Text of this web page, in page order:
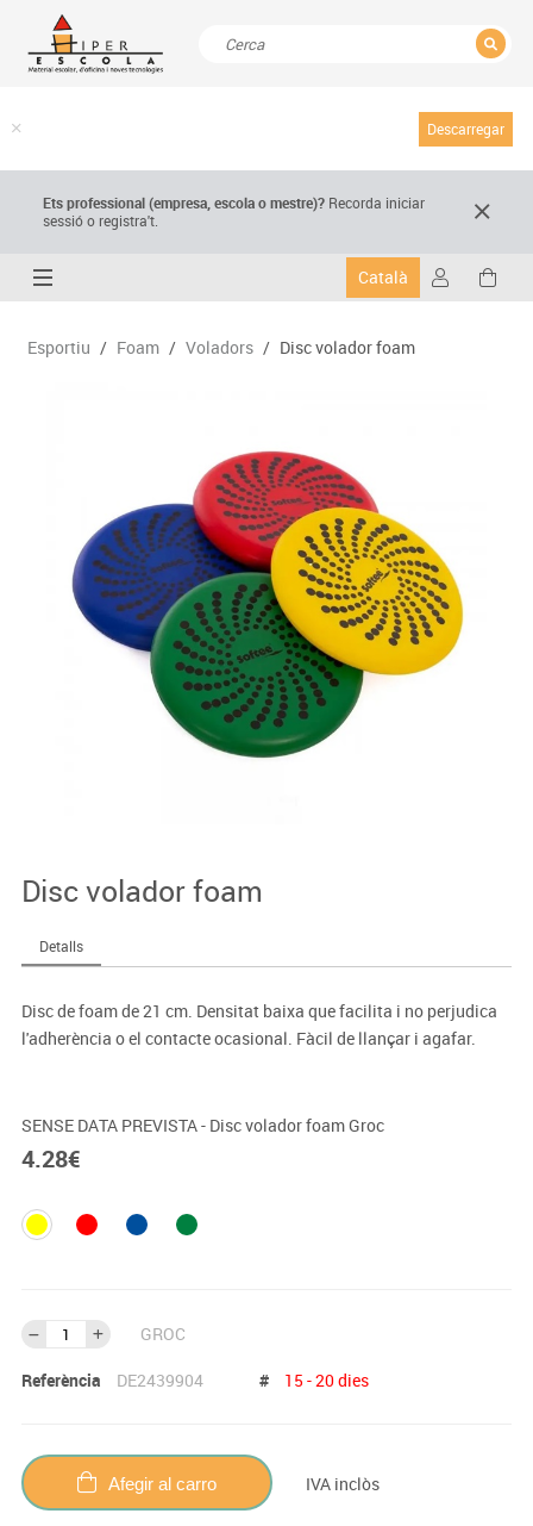
Descarregar
Ets professional (empresa,escola o mestre)? Recorda iniciar
sessió o registra't.
Català
Esportiu / Foam / Voladors / Disc volador foam
Disc volador foam
Detalls
Disc de foam de 21 cm. Densitat baixa que facilita i no perjudica
l'adherència o el contacte ocasional. Fàcil de llançar i agafar.
SENSE DATA PREVISTA - Disc volador foam Groc
4.28€
GROC
Referència DE2439904 # 15 - 20 dies
Afegir al carro IVA inclòs